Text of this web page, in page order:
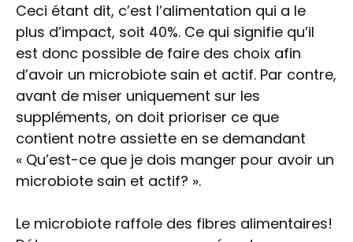
Ceci étant dit, c’est l’alimentation qui a le
plus d’impact, soit 40%. Ce qui signifie qu’il
est donc possible de faire des choix afin
d’avoir un microbiote sain et actif. Par contre,
avant de miser uniquement sur les
suppléments, on doit prioriser ce que
contient notre assiette en se demandant
« Qu’est-ce que je dois manger pour avoir un
microbiote sain et actif? ».
Le microbiote raffole des fibres alimentaires!